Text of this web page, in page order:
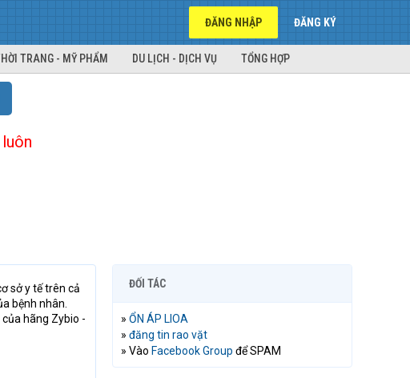
ĐĂNG NHẬP ĐĂNG KÝ
TRANG - MỸ PHẨM DU LỊCH - DỊCH VỤ TỔNG HỢP
sở y tế trên cả
bệnh nhân.
hãng Zybio -
ĐỐI TÁC
» ỔN ÁP LIOA
» đăng tin rao vặt
» Vào Facebook Group để SPAM